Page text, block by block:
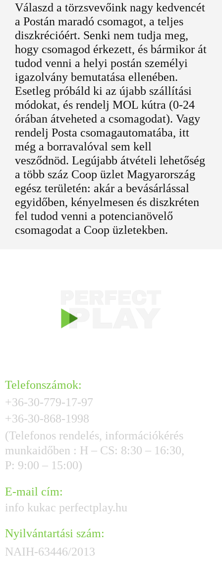
Válaszd a törzsvevőink nagy kedvencét
a Postán maradó csomagot, a teljes
diszkrécióért. Senki nem tudja meg,
hogy csomagod érkezett, és bármikor át
tudod venni a helyi postán személyi
igazolvány bemutatása ellenében.
Esetleg próbáld ki az újabb szállítási
módokat, és rendelj MOL kútra (0-24
órában átveheted a csomagodat). Vagy
rendelj Posta csomagautomatába, itt
még a borravalóval sem kell
vesződnöd. Legújabb átvételi lehetőség
a több száz Coop üzlet Magyarország
egész területén: akár a bevásárlással
egyidőben, kényelmesen és diszkréten
fel tudod venni a potencianövelő
csomagodat a Coop üzletekben.
Telefonszámok:
+36-30-779-17-97
+36-30-868-1998
(Telefonos rendelés, információkérés
munkaidőben : H – CS: 8:30 – 16:30,
P: 9:00 – 15:00)
E-mail cím:
info kukac perfectplay.hu
Nyilvántartási szám:
NAIH-63446/2013